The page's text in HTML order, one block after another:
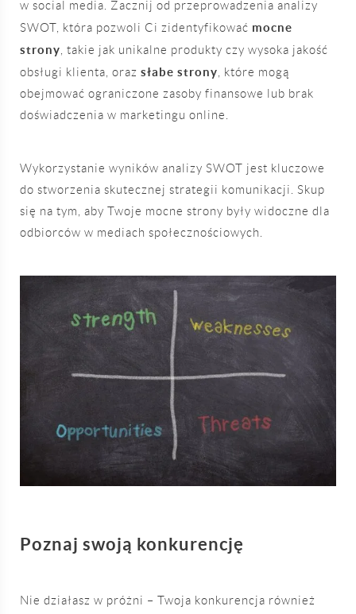
w social media. Zacznij od przeprowadzenia analizy
SWOT, która pozwoli Ci zidentyfikować mocne
strony , takie jak unikalne produkty czy wysoka jakość
obsługi klienta, oraz słabe strony , które mogą
obejmować ograniczone zasoby finansowe lub brak
doświadczenia w marketingu online.
Wykorzystanie wyników analizy SWOT jest kluczowe
do stworzenia skutecznej strategii komunikacji. Skup
się na tym, aby Twoje mocne strony były widoczne dla
odbiorców w mediach społecznościowych.
Poznaj swoją konkurencję
Nie działasz w próżni – Twoja konkurencja również